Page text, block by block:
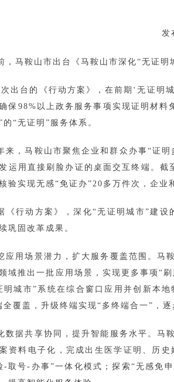
发
，马鞍山市出台《马鞍山市深化“无证
次出台的《行动方案》，在前期‘无证明
保98%以上政务服务事项实现证明材
的“无证明”服务体系。
来，马鞍山市聚焦企业和群众办事“证
运用直接刷脸办证的桌面交互终端。
验实现无感“免证办”20多万件次，企业
《行动方案》，深化“无证明城市”建
巩固改革成果。
应用场景潜力，扩大服务覆盖范围。马
域推出一批应用场景，实现更多事项“
明城市”系统在综合窗口应用并创新本
全覆盖，升级终端实现“多终端合一”，
数据共享协同，提升智能服务水平。马
资料电子化，完成出生医学证明、历
-取号-办事”一体化模式；探索“无感免